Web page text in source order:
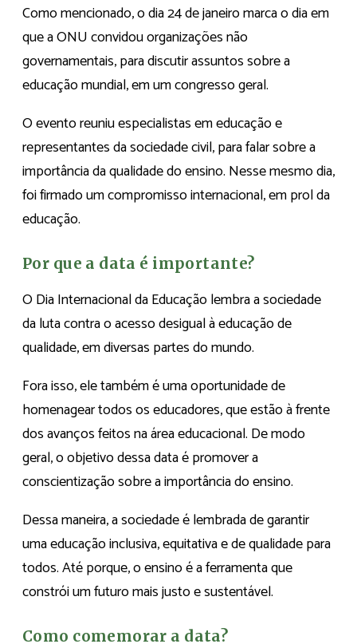
Como mencionado, o dia 24 de janeiro marca o dia em
que a ONU convidou organizações não
governamentais, para discutir assuntos sobre a
educação mundial, em um congresso geral.
O evento reuniu especialistas em educação e
representantes da sociedade civil, para falar sobre a
importância da qualidade do ensino. Nesse mesmo dia,
foi firmado um compromisso internacional, em prol da
educação.
Por que a data é importante?
O Dia Internacional da Educação lembra a sociedade
da luta contra o acesso desigual à educação de
qualidade, em diversas partes do mundo.
Fora isso, ele também é uma oportunidade de
homenagear todos os educadores, que estão à frente
dos avanços feitos na área educacional. De modo
geral, o objetivo dessa data é promover a
conscientização sobre a importância do ensino.
Dessa maneira, a sociedade é lembrada de garantir
uma educação inclusiva, equitativa e de qualidade para
todos. Até porque, o ensino é a ferramenta que
constrói um futuro mais justo e sustentável.
Como comemorar a data?